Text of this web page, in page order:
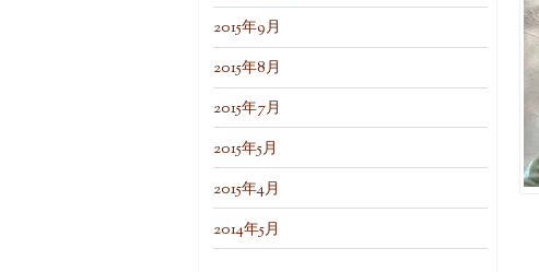
2015年9月
2015年8月
2015年7月
2015年5月
2015年4月
2014年5月